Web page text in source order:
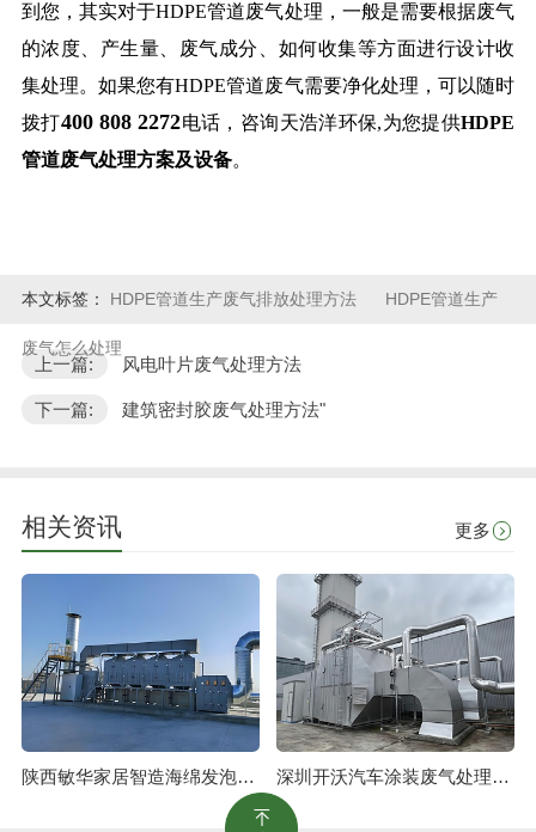
到您，其实对于HDPE管道废气处理，一般是需要根据废气
的浓度、产生量、废气成分、如何收集等方面进行设计收
集处理。如果您有HDPE管道废气需要净化处理，可以随时
拨打400 808 2272电话，咨询天浩洋环保,为您提供HDPE
管道废气处理方案及设备。
本文标签： HDPE管道生产废气排放处理方法 HDPE管道生产
废气怎么处理
上一篇: 风电叶片废气处理方法
下一篇: 建筑密封胶废气处理方法"
相关资讯 更多
陕西敏华家居智造海绵发泡废气治理工程 深圳开沃汽车涂装废气处理工程